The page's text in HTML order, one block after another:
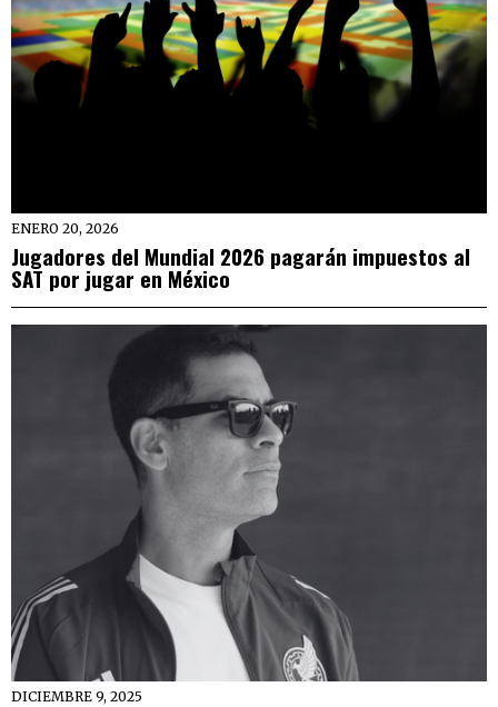
ENERO 20, 2026
Jugadores del Mundial 2026 pagarán impuestos al
SAT por jugar en México
DICIEMBRE 9, 2025